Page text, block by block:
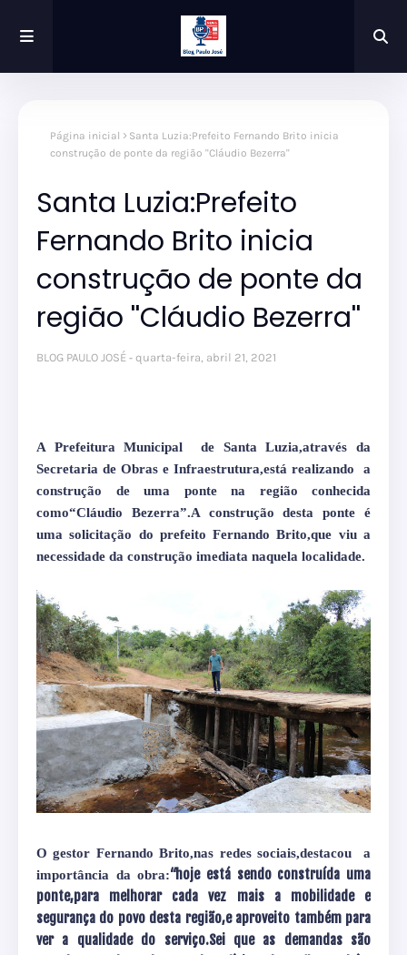
Página inicial
Santa Luzia:Prefeito Fernando Brito inicia
construção de ponte da região ''Cláudio Bezerra''
Santa Luzia:Prefeito
Fernando Brito inicia
construção de ponte da
região ''Cláudio Bezerra''
BLOG PAULO JOSÉ quarta-feira, abril 21, 2021
A Prefeitura Municipal
de Santa Luzia,através da
Secretaria de Obras e Infraestrutura,está realizando
a
construção de uma ponte na região conhecida
como“Cláudio Bezerra”.A construção desta ponte é
uma solicitação do prefeito Fernando Brito,que viu a
necessidade da construção imediata naquela localidade.
O gestor Fernando Brito,nas redes sociais,destacou
a
importância da obra:“hoje está sendo construída uma
ponte,para melhorar cada vez mais a mobilidade e
segurança do povo desta região,e aproveito também para
ver a qualidade do serviço.Sei que as demandas são